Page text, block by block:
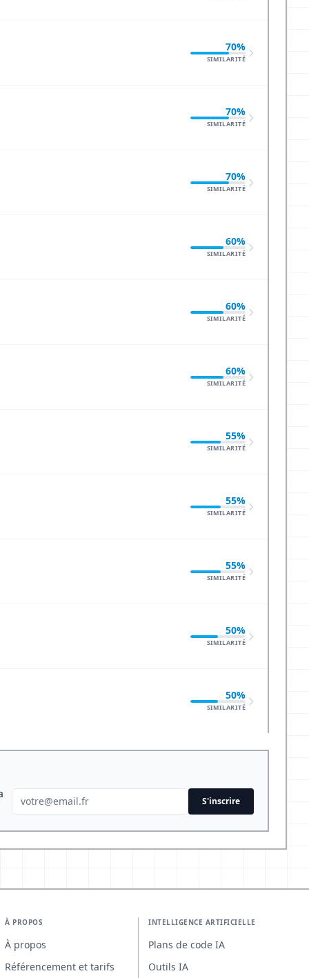
70%
SIMILARITÉ
70%
SIMILARITÉ
70%
SIMILARITÉ
60%
SIMILARITÉ
60%
SIMILARITÉ
60%
SIMILARITÉ
55%
SIMILARITÉ
55%
SIMILARITÉ
55%
SIMILARITÉ
50%
SIMILARITÉ
50%
SIMILARITÉ
S'inscrire
À PROPOS
À propos
Référencement et tarifs
INTELLIGENCE ARTIFICIELLE
Plans de code IA
Outils IA